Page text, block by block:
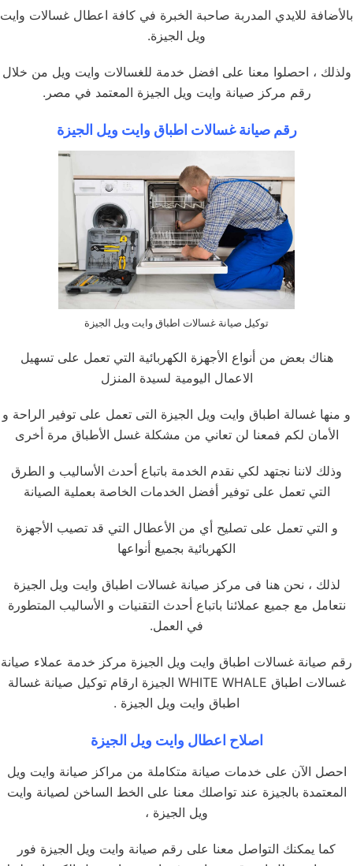
بالأضافة للايدي المدربة صاحبة الخبرة في كافة اعطال غسالات وايت
ويل الجيزة.
ولذلك ، احصلوا معنا على افضل خدمة للغسالات وايت ويل من خلال
رقم مركز صيانة وايت ويل الجيزة المعتمد في مصر.
رقم صيانة غسالات اطباق وايت ويل الجيزة
توكيل صيانة غسالات اطباق وايت ويل الجيزة
هناك بعض من أنواع الأجهزة الكهربائية التي تعمل على تسهيل
الاعمال اليومية لسيدة المنزل
و منها غسالة اطباق وايت ويل الجيزة التى تعمل على توفير الراحة و
الأمان لكم فمعنا لن تعاني من مشكلة غسل الأطباق مرة أخرى
وذلك لاننا نجتهد لكي نقدم الخدمة باتباع أحدث الأساليب و الطرق
التي تعمل على توفير أفضل الخدمات الخاصة بعملية الصيانة
و التي تعمل على تصليح أي من الأعطال التي قد تصيب الأجهزة
الكهربائية بجميع أنواعها
لذلك ، نحن هنا فى مركز صيانة غسالات اطباق وايت ويل الجيزة
نتعامل مع جميع عملائنا باتباع أحدث التقنيات و الأساليب المتطورة
في العمل.
رقم صيانة غسالات اطباق وايت ويل الجيزة مركز خدمة عملاء صيانة
غسالات اطباق WHITE WHALE الجيزة ارقام توكيل صيانة غسالة
اطباق وايت ويل الجيزة .
اصلاح اعطال وايت ويل الجيزة
احصل الآن على خدمات صيانة متكاملة من مراكز صيانة وايت ويل
المعتمدة بالجيزة عند تواصلك معنا على الخط الساخن لصيانة وايت
ويل الجيزة ،
كما يمكنك التواصل معنا على رقم صيانة وايت ويل الجيزة فور